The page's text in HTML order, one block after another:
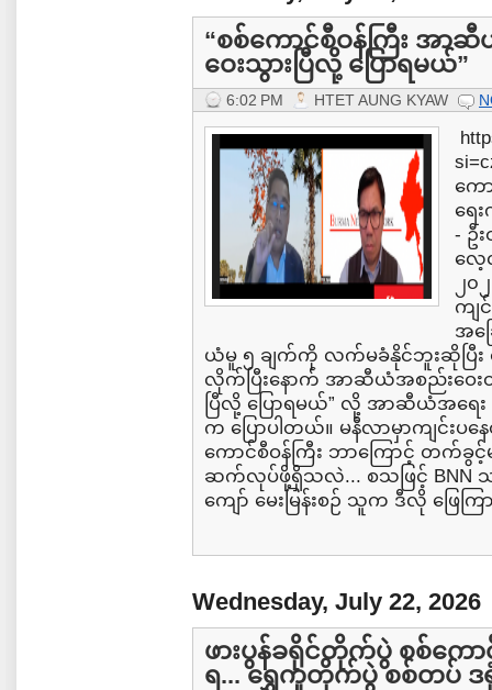
“စစ်ကောင်စီဝန်ကြီး အာ
ဝေးသွားပြီလို့ ပြောရမယ်”
6:02 PM HTET AUNG KYAW
ကေ
ရေ
- ဦ
လေ့
၂
ကျ
အခ
ယံမူ ၅ ချက်ကို လက်မခံနိုင်ဘူးဆိုပြီ
လိုက်ပြီးနောက် အာဆီယံအစည်းဝေး
ပြီလို့ ပြောရမယ်” လို့ အာဆီယံအရေ
က ပြောပါတယ်။ မနီလာမှာကျင်း
ကောင်စီဝန်ကြီး ဘာကြောင့် တ
ဆက်လုပ်ဖို့ရှိသလဲ... စသဖြင့် BNN
ကျော် မေးမြန်းစဉ် သူက ဒီလို ဖြေ
Wednesday, July 22, 2026
ဖားပွန်ခရိုင်တိုက်ပွဲ စစ်ကော
ရ... ရွှေကူတိုက်ပွဲ စစ်တပ် ဒ